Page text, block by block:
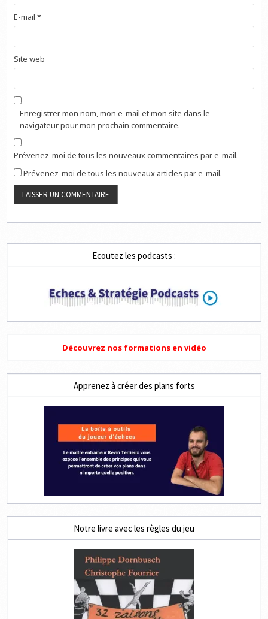
E-mail*
Site web
Enregistrer mon nom, mon e-mail et mon site dans le
navigateur pour mon prochain commentaire.
Prévenez-moi de tous les nouveaux commentaires par e-mail.
Prévenez-moi de tous les nouveaux articles par e-mail.
Ecoutez les podcasts :
Découvrez nos formations en vidéo
Apprenez à créer des plans forts
Notre livre avec les règles du jeu